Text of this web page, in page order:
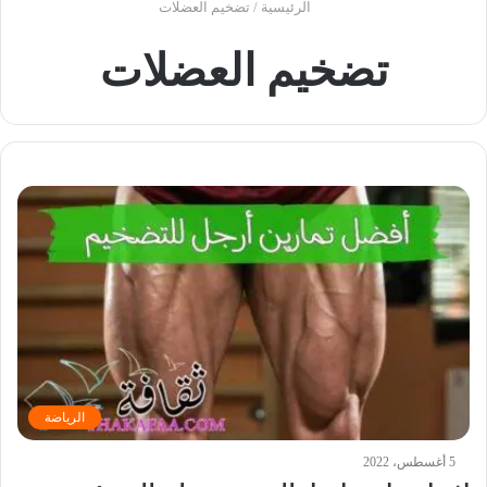
الرئيسية / تضخيم العضلات
تضخيم العضلات
الرياضة
5 أغسطس، 2022